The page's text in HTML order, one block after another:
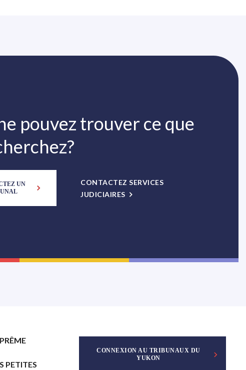
pouvez trouver ce que
UN
CONTACTEZ SERVICES
JUDICIAIRES
PETITES
CONNEXION AU TRIBUNAUX DU
YUKON